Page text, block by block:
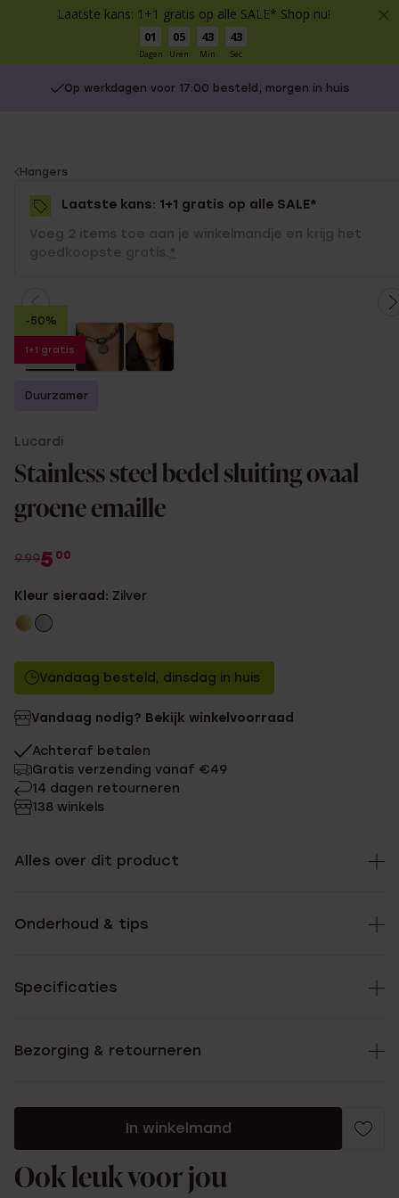
Laatste kans: 1+1 gratis op alle SALE* Shop nu!
01
Dagen
05
Uren
43
Min
43
Sec
Op werkdagen voor 17:00 besteld, morgen in huis
You
are
here:
Hangers
Laatste kans: 1+1 gratis op alle SALE*
Voeg 2 items toe aan je winkelmandje en krijg het
goedkoopste gratis. *
-50%
1+1 gratis
Duurzamer
Lucardi
Stainless steel bedel sluiting ovaal
groene emaille
9.995 00
Kleur sieraad: Zilver
Vandaag besteld, dinsdag in huis
Vandaag nodig? Bekijk winkelvoorraad
Achteraf betalen
Gratis verzending vanaf €49
14 dagen retourneren
138 winkels
Alles over dit product
Onderhoud & tips
Specificaties
Bezorging & retourneren
In winkelmand
Ook leuk voor jou